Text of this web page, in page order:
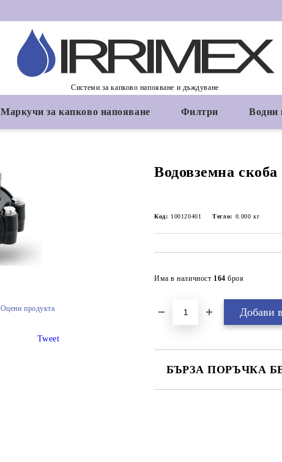
Системи за капково напояване и дъждуване
Маркучи за капково напояване Филтри Водни
Водовземна
Код: 100120401 Тегло: 0.000 кг
Има в наличност 164 броя
БЪРЗА ПОРЪЧКА
Оцени продукта
Tweet